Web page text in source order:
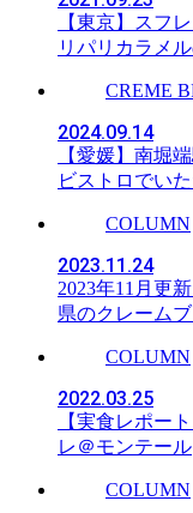
【東京】スフ
リパリカラメ
CREME
2024.09.14
【愛媛】南堀
ビストロでい
COLUMN
2023.11.24
2023年11月更
県のクレーム
COLUMN
2022.03.25
【実食レポー
レ＠モンテール
COLUMN